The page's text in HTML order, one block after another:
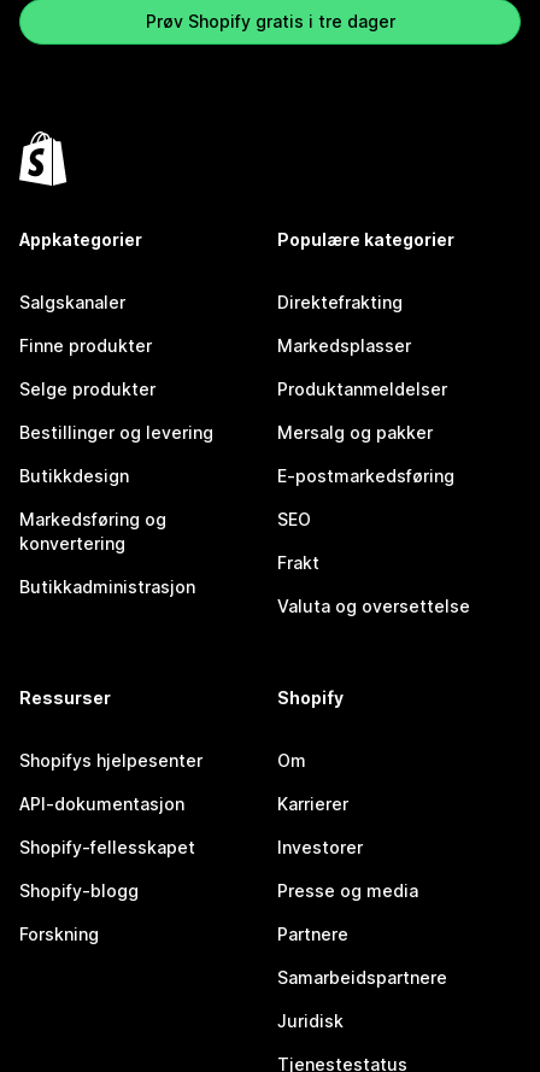
Prøv Shopify gratis i tre dager
Appkategorier
Salgskanaler
Finne produkter
Selge produkter
Bestillinger og levering
Butikkdesign
Markedsføring og
konvertering
Butikkadministrasjon
Populære kategorier
Direktefrakting
Markedsplasser
Produktanmeldelser
Mersalg og pakker
E-postmarkedsføring
SEO
Frakt
Valuta og oversettelse
Ressurser
Shopifys hjelpesenter
API-dokumentasjon
Shopify-fellesskapet
Shopify-blogg
Forskning
Shopify
Om
Karrierer
Investorer
Presse og media
Partnere
Samarbeidspartnere
Juridisk
Tjenestestatus